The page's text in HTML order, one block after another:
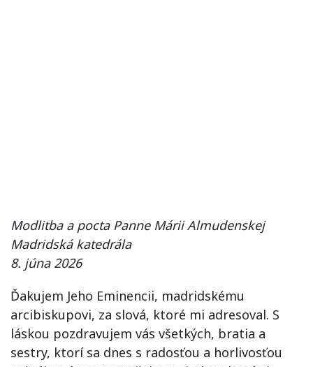
Modlitba a pocta Panne Márii Almudenskej
Madridská katedrála
8. júna 2026
Ďakujem Jeho Eminencii, madridskému
arcibiskupovi, za slová, ktoré mi adresoval. S
láskou pozdravujem vás všetkých, bratia a
sestry, ktorí sa dnes s radosťou a horlivosťou